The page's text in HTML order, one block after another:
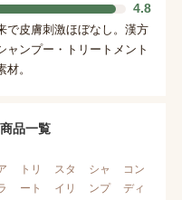
4.8
で皮膚刺激ほぼなし。漢方
ャンプー・トリートメント
。
品一覧
トリ
ート
スタ
イリ
シャ
ンプ
コン
ディ